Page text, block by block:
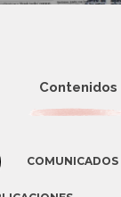
Contenidos
COMUNICADOS